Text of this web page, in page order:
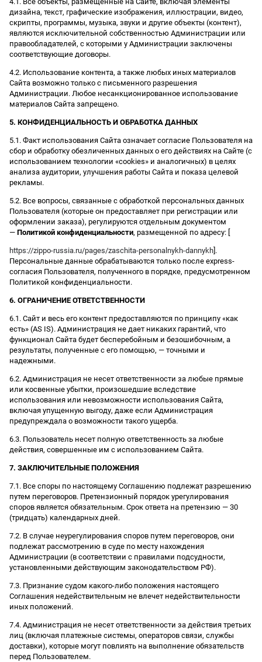
дизайна, текст, графические изображения, иллюстрации, видео,
скрипты, программы, музыка, звуки и другие объекты (контент),
являются исключительной собственностью Администрации или
правообладателей, с которыми у Администрации заключены
соответствующие договоры.
4.2. Использование контента, а также любых иных материалов
Сайта возможно только с письменного разрешения
Администрации. Любое несанкционированное использование
материалов Сайта запрещено.
5. КОНФИДЕНЦИАЛЬНОСТЬ И ОБРАБОТКА ДАННЫХ
5.1. Факт использования Сайта означает согласие Пользователя на
сбор и обработку обезличенных данных о его действиях на Сайте (с
использованием технологии «cookies» и аналогичных) в целях
анализа аудитории, улучшения работы Сайта и показа целевой
рекламы.
5.2. Все вопросы, связанные с обработкой персональных данных
Пользователя (которые он предоставляет при регистрации или
оформлении заказа), регулируются отдельным документом
— Политикой конфиденциальности, размещенной по адресу: [
https://zippo-russia.ru/pages/zaschita-personalnykh-dannykh ].
Персональные данные обрабатываются только после express-
согласия Пользователя, полученного в порядке, предусмотренном
Политикой конфиденциальности.
6. ОГРАНИЧЕНИЕ ОТВЕТСТВЕННОСТИ
6.1. Сайт и весь его контент предоставляются по принципу «как
есть» (AS IS). Администрация не дает никаких гарантий, что
функционал Сайта будет бесперебойным и безошибочным, а
результаты, полученные с его помощью, — точными и
надежными.
6.2. Администрация не несет ответственности за любые прямые
или косвенные убытки, произошедшие вследствие
использования или невозможности использования Сайта,
включая упущенную выгоду, даже если Администрация
предупреждала о возможности такого ущерба.
6.3. Пользователь несет полную ответственность за любые
действия, совершенные им с использованием Сайта.
7. ЗАКЛЮЧИТЕЛЬНЫЕ ПОЛОЖЕНИЯ
7.1. Все споры по настоящему Соглашению подлежат разрешению
путем переговоров. Претензионный порядок урегулирования
споров является обязательным. Срок ответа на претензию — 30
(тридцать) календарных дней.
7.2. В случае неурегулирования споров путем переговоров, они
подлежат рассмотрению в суде по месту нахождения
Администрации (в соответствии с правилами подсудности,
установленными действующим законодательством РФ).
7.3. Признание судом какого-либо положения настоящего
Соглашения недействительным не влечет недействительности
иных положений.
7.4. Администрация не несет ответственности за действия третьих
лиц (включая платежные системы, операторов связи, службы
доставки), которые могут повлиять на выполнение обязательств
перед Пользователем.